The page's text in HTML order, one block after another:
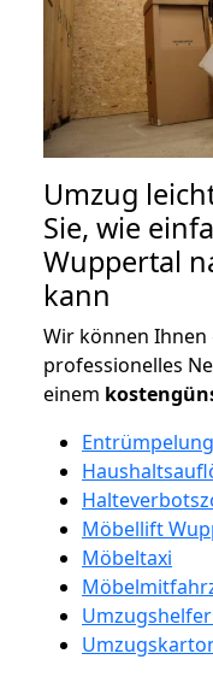
Umzug
Sie, wie
Wuppertal
kann
Wir können
professionelles
einem
Entrümpelung
Möbellift
Möbeltaxi